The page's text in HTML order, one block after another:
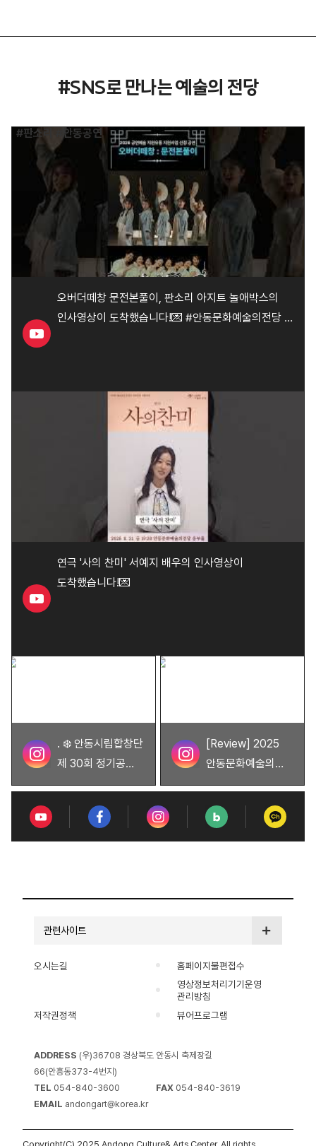
#SNS로 만나는 예술의 전당
이 #판소리 #안동공연
오버더떼창 문전본풀이, 판소리 아지트 놀애박스의
인사영상이 도착했습니다!💌 #안동문화예술의전당 #
연극 '사의 찬미' 서예지 배우의 인사영상이
도착했습니다!💌
. ❄️ 안동시립합창단
제 30회 정기공연 -
슈베르트
겨울나그네 ❄️
F.Schubert :
Winterreise
적시는 선율이
번지는 노래,
:) 슈베르트가
여정, 그 길 위에서
우리는 서로의
마음을 마주합니다.
: 2025년 11월
[Review] 2025
안동문화예술의전당
지역영재협주곡의
밤 지난 토요일,
안동문화예술의전당
백조홀에서는
밤 공연이
주인공이었던 안동
지역의 미래 클래식
예술가들 :)
다채로운 무대 속,
연주자들의 진심과
음악적 미래가 한층
관련사이트
오시는길
홈페이지불편접수
영상정보처리기기운영
관리방침
저작권정책
뷰어프로그램
ADDRESS (우)36708 경상북도 안동시 축제장길
66(안흥동373-4번지)
TEL 054-840-3600 FAX 054-840-3619
EMAIL andongart@korea.kr